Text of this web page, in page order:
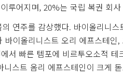
루어지며, 20%는 국립 복권 회
연주를 감상했다. 바이올리니
이올리니스트 오리 에프스테인
서 빠른 템포에 비르투오소적
스트 옴리 에프스테인이 크게